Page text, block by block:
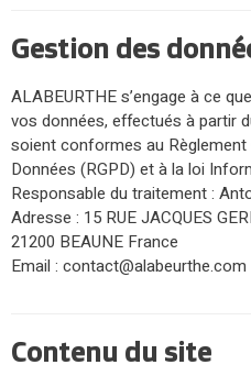
Gestion des
ALABEURTHE s’engage à ce
vos données, effectués à partir
soient conformes au
Données (RGPD) et à la loi
Responsable du traitement :
Adresse : 15 RUE JACQUES
21200 BEAUNE France
Email : contact@alabeurthe.com
Contenu du site